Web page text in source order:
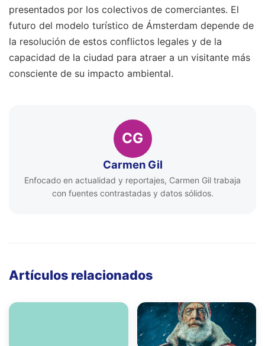
presentados por los colectivos de comerciantes. El
futuro del modelo turístico de Ámsterdam depende de
la resolución de estos conflictos legales y de la
capacidad de la ciudad para atraer a un visitante más
consciente de su impacto ambiental.
CG
Carmen Gil
Enfocado en actualidad y reportajes, Carmen Gil trabaja
con fuentes contrastadas y datos sólidos.
Artículos relacionados